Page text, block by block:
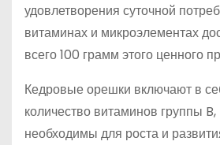
удовлетворения суточной
витаминах и микроэлементах
всего 100 грамм этого ценного
Кедровые орешки включают в
количество витаминов группы
необходимы для роста и